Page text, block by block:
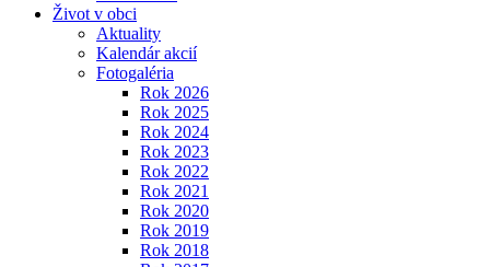
Život v obci
Aktuality
Kalendár akcií
Fotogaléria
Rok 2026
Rok 2025
Rok 2024
Rok 2023
Rok 2022
Rok 2021
Rok 2020
Rok 2019
Rok 2018